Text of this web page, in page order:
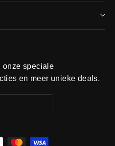
onze speciale
en meer unieke deals.